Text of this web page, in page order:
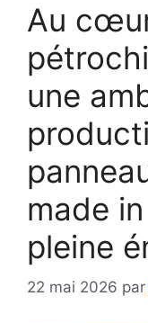
Au
une
made
pleine
22 mai 2026 par